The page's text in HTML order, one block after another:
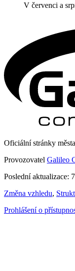
V červenci a
Oficiální stránky
Provozovatel Galileo
Poslední aktualizace:
Změna vzhledu,
Prohlášení o